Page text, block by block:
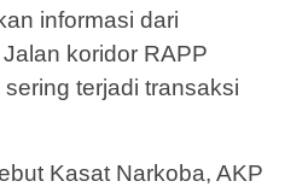
informasi dari
koridor RAPP
terjadi transaksi
Kasat Narkoba, AKP